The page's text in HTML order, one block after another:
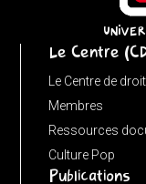
Le Centre
Le Centre de
Membres
Ressources
Culture Pop
Publications